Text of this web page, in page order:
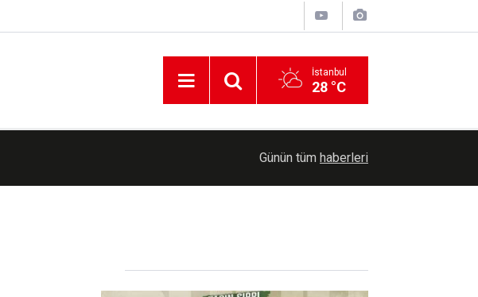
İstanbul
28 °C
Vali Hatipoğlu Tefecilik operasyonunda 6
Günün tüm haberleri